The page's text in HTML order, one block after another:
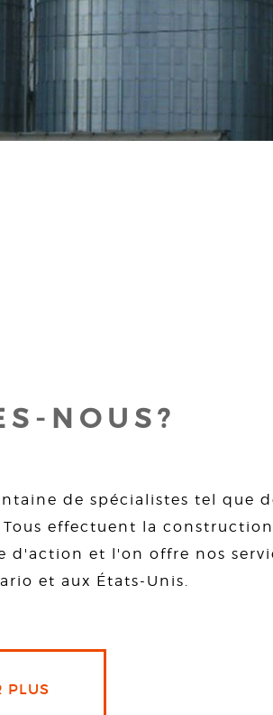
NOUS?
de spécialistes tel que
effectuent la
d'action et l'on offre nos
et aux États-Unis.
PLUS